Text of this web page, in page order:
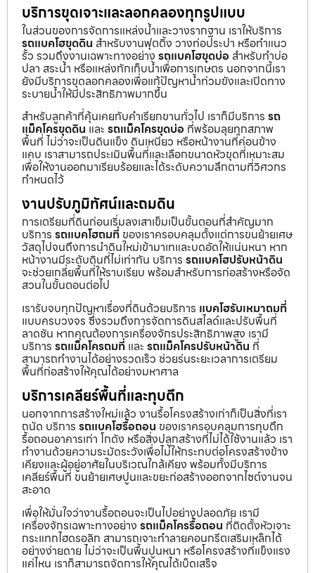
บริการขุดเจาะและลอกคลองทุกรูปแบบ
ในส่วนของการจัดการแหล่งน้ำและวางรากฐาน เราให้บริการ
รถแบคโฮขุดดิน สำหรับงานฟุตติ้ง วางท่อประปา หรือทำแนว
รั้ว รวมถึงงานเฉพาะทางอย่าง รถแบคโฮขุดบ่อ สำหรับทำบ่อ
ปลา สระน้ำ หรือแหล่งกักเก็บน้ำเพื่อการเกษตร นอกจากนี้เรา
ยังมีบริการขุดลอกคลองเพื่อแก้ปัญหาน้ำท่วมขังและเปิดทาง
ระบายน้ำให้มีประสิทธิภาพมากขึ้น
สำหรับลูกค้าที่คุ้นเคยกับคำเรียกขานทั่วไป เราก็มีบริการ รถ
แม็คโครขุดดิน และ รถแม็คโครขุดบ่อ ที่พร้อมลุยทุกสภาพ
พื้นที่ ไม่ว่าจะเป็นดินแข็ง ดินเหนียว หรือหน้างานที่ค่อนข้าง
แคบ เราสามารถประเมินพื้นที่และเลือกขนาดหัวขุดที่เหมาะสม
เพื่อให้งานออกมาเรียบร้อยและได้ระดับความลึกตามที่วิศวกร
กำหนดไว้
งานปรับภูมิทัศน์และถมดิน
การเตรียมที่ดินก่อนเริ่มลงเสาเข็มเป็นขั้นตอนที่สำคัญมาก
บริการ รถแบคโฮถมที่ ของเราครอบคลุมตั้งแต่การขนย้ายเศษ
วัสดุไปจนถึงการนำดินใหม่เข้ามาเทและบดอัดให้แน่นหนา หาก
หน้างานมีระดับดินที่ไม่เท่ากัน บริการ รถแบคโฮปรับหน้าดิน
จะช่วยเกลี่ยพื้นที่ให้ราบเรียบ พร้อมสำหรับการก่อสร้างหรือจัด
สวนในขั้นตอนต่อไป
เรารับจบทุกปัญหาเรื่องที่ดินด้วยบริการ แบคโฮรับเหมาถมที่
แบบครบวงจร ซึ่งรวมถึงการจัดการดินสไลด์และปรับพื้นที่
ลาดชัน หากคุณต้องการเครื่องจักรประสิทธิภาพสูง เรามี
บริการ รถแม็คโครถมที่ และ รถแม็คโครปรับหน้าดิน ที่
สามารถทำงานได้อย่างรวดเร็ว ช่วยร่นระยะเวลาการเตรียม
พื้นที่ก่อสร้างให้คุณได้อย่างมหาศาล
บริการเคลียร์พื้นที่และทุบตึก
นอกจากการสร้างใหม่แล้ว งานรื้อโครงสร้างเก่าก็เป็นสิ่งที่เรา
ถนัด บริการ รถแบคโฮรื้อถอน ของเราครอบคลุมการทุบตึก
รื้อถอนอาคารเก่า โกดัง หรือสิ่งปลูกสร้างที่ไม่ได้ใช้งานแล้ว เรา
ทำงานด้วยความระมัดระวังเพื่อไม่ให้กระทบต่อโครงสร้างข้าง
เคียงและผู้อยู่อาศัยในบริเวณใกล้เคียง พร้อมทั้งมีบริการ
เคลียร์พื้นที่ ขนย้ายเศษปูนและขยะก่อสร้างออกจากไซต์งานจน
สะอาด
เพื่อให้มั่นใจว่างานรื้อถอนจะเป็นไปอย่างปลอดภัย เรามี
เครื่องจักรเฉพาะทางอย่าง รถแม็คโครรื้อถอน ที่ติดตั้งหัวเจาะ
กระแทกไฮดรอลิก สามารถเจาะทำลายคอนกรีตเสริมเหล็กได้
อย่างง่ายดาย ไม่ว่าจะเป็นพื้นปูนหนา หรือโครงสร้างที่แข็งแรง
แค่ไหน เราก็สามารถจัดการให้คุณได้เบ็ดเสร็จ